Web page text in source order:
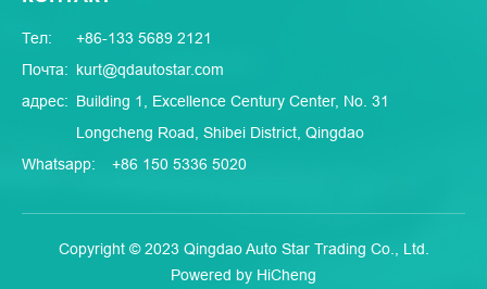
Тел:
+86-133 5689 2121
Почта: kurt@qdautostar.com
адрес: Building 1, Excellence Century Center, No. 31
Longcheng Road, Shibei District, Qingdao
Whatsapp:
+86 150 5336 5020
Copyright © 2023 Qingdao Auto Star Trading Co., Ltd.
Powered by HiCheng